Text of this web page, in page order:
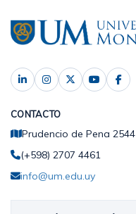
CONTACTO
Prudencio de Pena 2544
(+598) 2707 4461
info@um.edu.uy